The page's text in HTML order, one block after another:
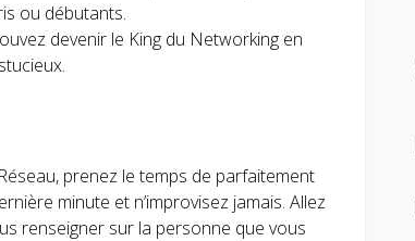
ou débutants.
devenir le King du Networking en
prenez le temps de parfaitement
minute et n’improvisez jamais. Allez
renseigner sur la personne que vous